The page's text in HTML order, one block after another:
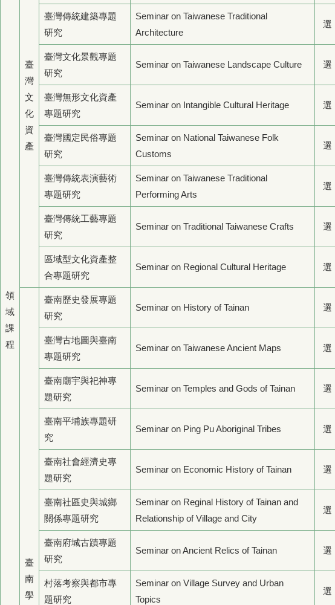
領
域
課
程
臺
灣
文
化
資
產
臺灣傳統建築專題
研究
Seminar on Taiwanese Traditional
Architecture
選
臺灣文化景觀專題
研究
Seminar on Taiwanese Landscape Culture 選
臺灣無形文化資產
專題研究
Seminar on Intangible Cultural Heritage 選
臺灣國定民俗專題
研究
Seminar on National Taiwanese Folk
Customs
選
臺灣傳統表演藝術
專題研究
Seminar on Taiwanese Traditional
Performing Arts
選
臺灣傳統工藝專題
研究
Seminar on Traditional Taiwanese Crafts 選
區域型文化資產整
合專題研究
Seminar on Regional Cultural Heritage 選
臺
南
學
臺南歷史發展專題
研究
Seminar on History of Tainan 選
臺灣古地圖與臺南
專題研究
Seminar on Taiwanese Ancient Maps 選
臺南廟宇與祀神專
題研究
Seminar on Temples and Gods of Tainan 選
臺南平埔族專題研
究
Seminar on Ping Pu Aboriginal Tribes 選
臺南社會經濟史專
題研究
Seminar on Economic History of Tainan 選
臺南社區史與城鄉
關係專題研究
Seminar on Reginal History of Tainan and
Relationship of Village and City
選
臺南府城古蹟專題
研究
Seminar on Ancient Relics of Tainan 選
村落考察與都市專
題研究
Seminar on Village Survey and Urban
Topics
選